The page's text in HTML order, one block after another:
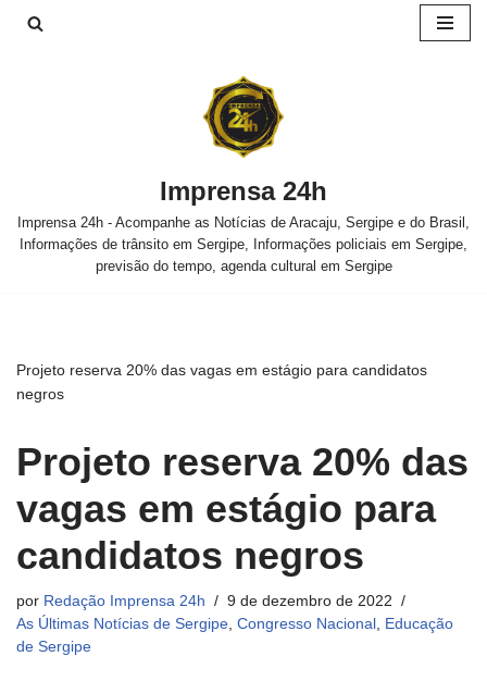
Imprensa 24h
Imprensa 24h - Acompanhe as Notícias de Aracaju, Sergipe e do Brasil,
Informações de trânsito em Sergipe, Informações policiais em Sergipe,
previsão do tempo, agenda cultural em Sergipe
Projeto reserva 20% das vagas em estágio para candidatos
negros
Projeto reserva 20% das
vagas em estágio para
candidatos negros
por Redação Imprensa 24h
9 de dezembro de 2022
As Últimas Notícias de Sergipe, Congresso Nacional , Educação
de Sergipe